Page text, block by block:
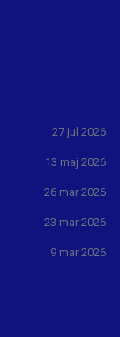
27 jul 2026
13 maj 2026
26 mar 2026
23 mar 2026
9 mar 2026